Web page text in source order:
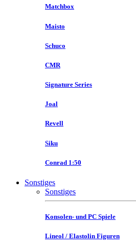
Matchbox
Maisto
Schuco
CMR
Signature Series
Joal
Revell
Siku
Conrad 1:50
Sonstiges
Sonstiges
Konsolen- und PC Spiele
Lineol / Elastolin Figuren